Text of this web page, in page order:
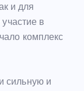
и для
в
комплекс
сильную и